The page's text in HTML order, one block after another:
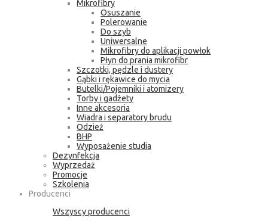
Mikrofibry
Osuszanie
Polerowanie
Do szyb
Uniwersalne
Mikrofibry do aplikacji powłok
Płyn do prania mikrofibr
Szczotki, pędzle i dustery
Gąbki i rękawice do mycia
Butelki/Pojemniki i atomizery
Torby i gadżety
Inne akcesoria
Wiadra i separatory brudu
Odzież
BHP
Wyposażenie studia
Dezynfekcja
Wyprzedaż
Promocje
Szkolenia
Producenci
Wszyscy producenci